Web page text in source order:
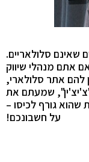
שאינם סלולאריים.
אתם מנהלי שיווק
להם אתר סלולארי,
שמעתם את
גורף לכיסו –
על חשבונכם!